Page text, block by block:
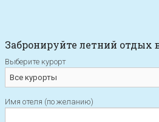
Забронируйте летний отдых
Выберите курорт
Имя отеля (по желанию)